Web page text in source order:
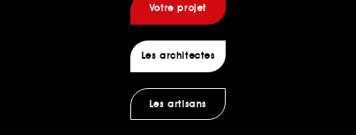
Votre projet
Les architectes
Les artisans